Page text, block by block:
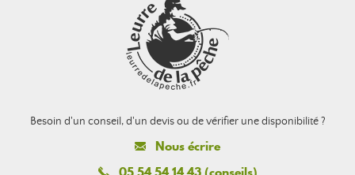
Besoin d'un conseil, d'un devis ou de vérifier une disponibilité ?
Nous écrire